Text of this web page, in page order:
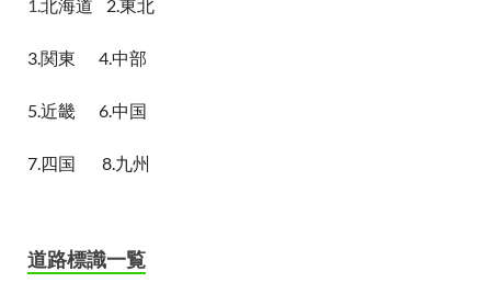
1.北海道 2.東北
3.関東 4.中部
5.近畿 6.中国
7.四国 8.九州
道路標識一覧